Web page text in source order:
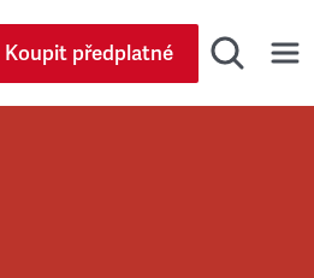
Koupit předplatné